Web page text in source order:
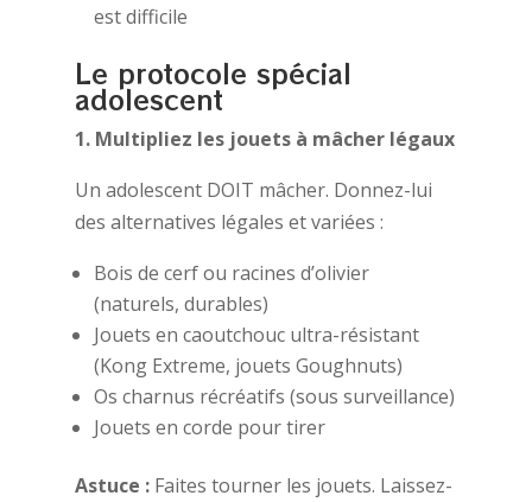
est difficile
Le protocole spécial
adolescent
1. Multipliez les jouets à mâcher légaux
Un adolescent DOIT mâcher. Donnez-lui
des alternatives légales et variées :
Bois de cerf ou racines d’olivier
(naturels, durables)
Jouets en caoutchouc ultra-résistant
(Kong Extreme, jouets Goughnuts)
Os charnus récréatifs (sous surveillance)
Jouets en corde pour tirer
Astuce :Faites tourner les jouets. Laissez-